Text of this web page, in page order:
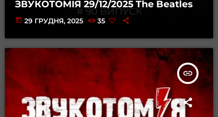
ЗВУКОТОМІЯ 29/12/2025 The Beatles
today 29 ГРУДНЯ, 2025 35
insert_link